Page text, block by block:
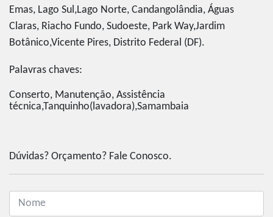
Emas, Lago Sul,Lago Norte, Candangolândia, Águas
Claras, Riacho Fundo, Sudoeste, Park Way,Jardim
Botânico,Vicente Pires, Distrito Federal (DF).
Palavras chaves:
Conserto, Manutenção, Assistência
técnica,Tanquinho(lavadora),Samambaia
Dúvidas? Orçamento? Fale Conosco.